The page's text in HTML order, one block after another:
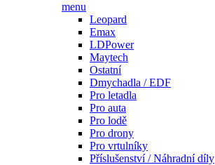
menu
Leopard
Emax
LDPower
Maytech
Ostatní
Dmychadla / EDF
Pro letadla
Pro auta
Pro lodě
Pro drony
Pro vrtulníky
Příslušenství / Náhradní díly